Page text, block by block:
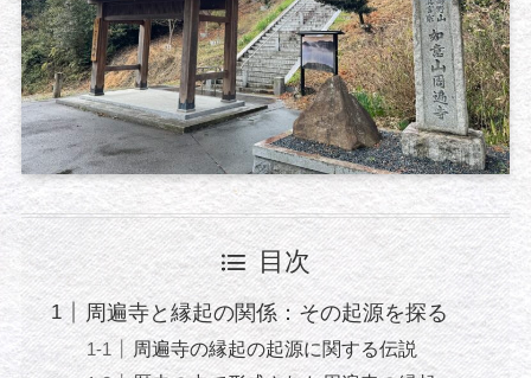
目次
周遍寺と縁起の関係：その起源を探る
周遍寺の縁起の起源に関する伝説